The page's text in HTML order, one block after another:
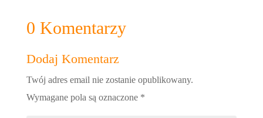
0 Komentarzy
Dodaj Komentarz
Twój adres email nie zostanie opublikowany.
Wymagane pola są oznaczone *